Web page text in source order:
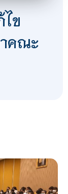
ข
คณะ